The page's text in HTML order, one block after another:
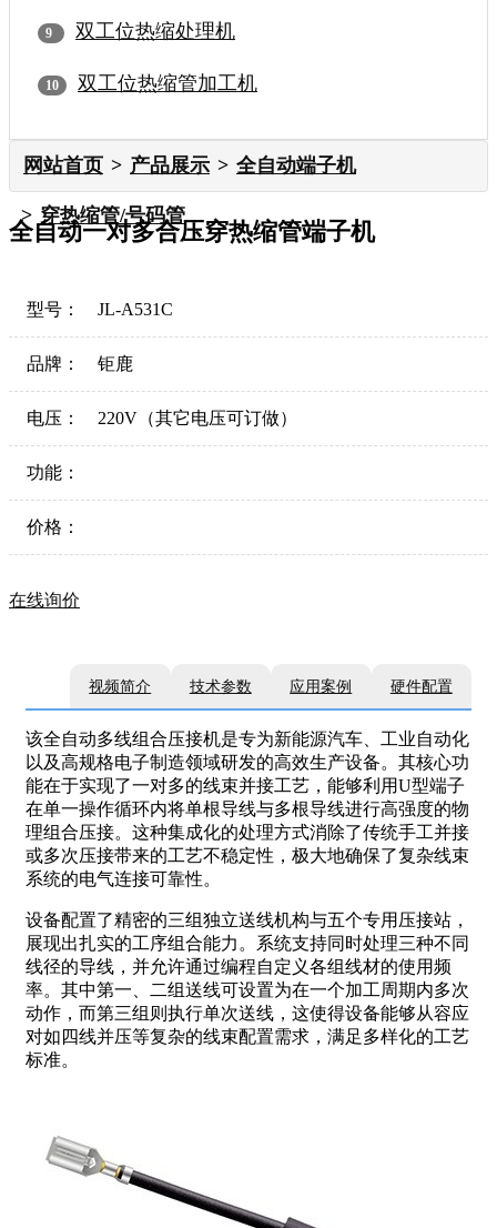
双工位热缩处理机
双工位热缩管加工机
网站首页 产品展示 全自动端子机
穿热缩管/号码管
全自动一对多合压穿热缩管端子机
型号： JL-A531C
品牌： 钜鹿
电压： 220V（其它电压可订做）
功能：
价格：
在线询价
视频简介 技术参数 应用案例 硬件配置
该全自动多线组合压接机是专为新能源汽车、工业自动化
以及高规格电子制造领域研发的高效生产设备。其核心功
能在于实现了一对多的线束并接工艺，能够利用U型端子
在单一操作循环内将单根导线与多根导线进行高强度的物
理组合压接。这种集成化的处理方式消除了传统手工并接
或多次压接带来的工艺不稳定性，极大地确保了复杂线束
系统的电气连接可靠性。
设备配置了精密的三组独立送线机构与五个专用压接站，
展现出扎实的工序组合能力。系统支持同时处理三种不同
线径的导线，并允许通过编程自定义各组线材的使用频
率。其中第一、二组送线可设置为在一个加工周期内多次
动作，而第三组则执行单次送线，这使得设备能够从容应
对如四线并压等复杂的线束配置需求，满足多样化的工艺
标准。